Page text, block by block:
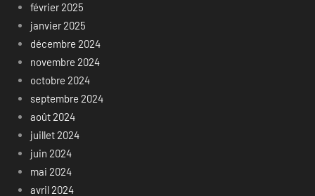
février 2025
janvier 2025
décembre 2024
novembre 2024
octobre 2024
septembre 2024
août 2024
juillet 2024
juin 2024
mai 2024
avril 2024